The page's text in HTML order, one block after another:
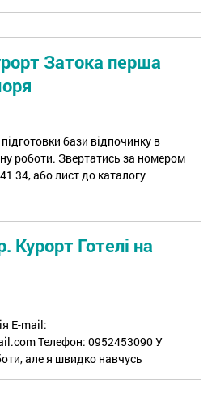
Затока перша
бази відпочинку в
роботи. Звертатись за номером
34, або лист до каталогу
Курорт Готелі на
E-mail:
Телефон: 0952453090 У
але я швидко навчусь